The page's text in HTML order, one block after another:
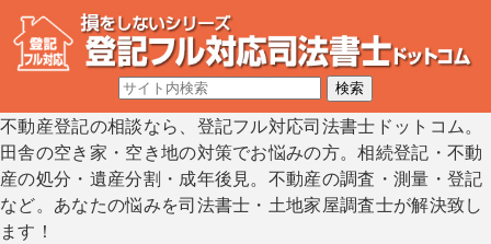
不動産登記の相談なら、登記フル対応司法書士ドットコム。
田舎の空き家・空き地の対策でお悩みの方。相続登記・不動
産の処分・遺産分割・成年後見。不動産の調査・測量・登記
など。あなたの悩みを司法書士・土地家屋調査士が解決致し
ます！